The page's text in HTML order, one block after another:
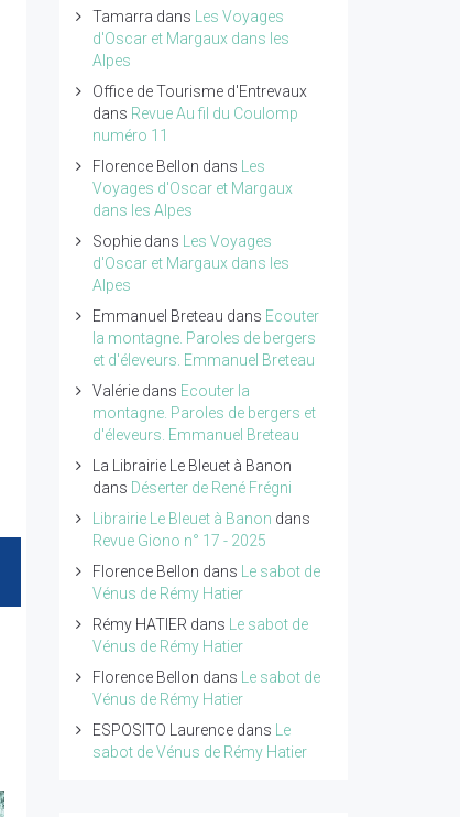
Tamarra dans
Les Voyages
d'Oscar et Margaux dans les
Alpes
Office de Tourisme d'Entrevaux
dans Revue Au fil du Coulomp
numéro 11
Florence Bellon dans
Les
Voyages d'Oscar et Margaux
dans les Alpes
Sophiedans
Les Voyages
d'Oscar et Margaux dans les
Alpes
Emmanuel Breteau dans Ecouter
la montagne. Paroles de bergers
et d'éleveurs. Emmanuel Breteau
Valériedans Ecouter la
montagne. Paroles de bergers et
d'éleveurs. Emmanuel Breteau
La Librairie Le Bleuet à Banon
dans Déserter de René Frégni
Librairie Le Bleuet à Banon dans
Revue Giono n° 17 - 2025
Florence Bellon dans
Le sabot de
Vénus de Rémy Hatier
Rémy HATIER dans
Le sabot de
Vénus de Rémy Hatier
Florence Bellon dans
Le sabot de
Vénus de Rémy Hatier
ESPOSITO Laurencedans
Le
sabot de Vénus de Rémy Hatier